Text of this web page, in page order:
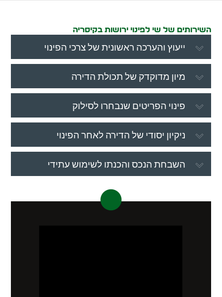
השירותים של שי לפינוי ירושות בקיסריה
ייעוץ והערכה ראשונית של צרכי הפינוי
מיון מדוקדק של תכולת הדירה
פינוי הפריטים שנבחרו לסילוק
ניקיון יסודי של הדירה לאחר הפינוי
השבחת הנכס והכנתו לשימוש עתידי